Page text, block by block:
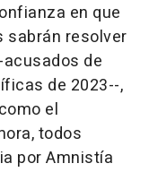
en que
sabrán resolver
de
de 2023--,
el
todos
por Amnistía